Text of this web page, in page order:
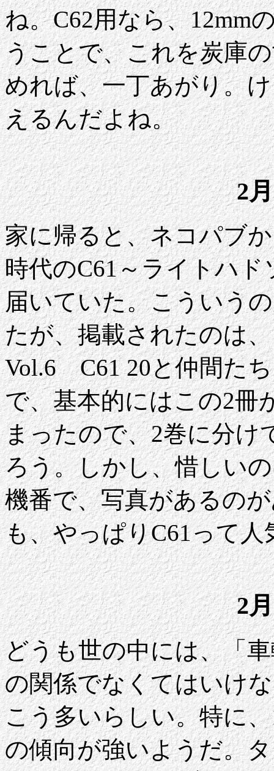
ね。C62用なら、12mm
うことで、これを炭庫
めれば、一丁あがり。
えるんだよね。
2
家に帰ると、ネコパブ
時代のC61～ライトハ
届いていた。こういう
たが、掲載されたのは
Vol.6 C61 20と仲間た
で、基本的にはこの2冊
まったので、2巻に分け
ろう。しかし、惜しい
機番で、写真があるの
も、やっぱりC61って
2
どうも世の中には、「
の関係でなくてはいけ
こう多いらしい。特に
の傾向が強いようだ。